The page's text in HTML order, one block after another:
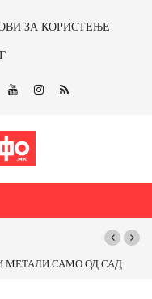
ЗА КОРИСТЕЊЕ
МЕТАЛИ САМО ОД САД